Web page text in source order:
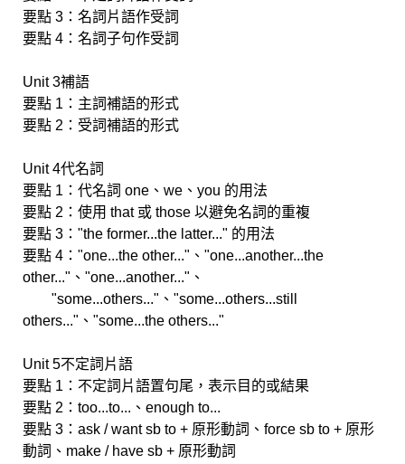
要點 3：名詞片語作受詞
要點 4：名詞子句作受詞
Unit 3補語
要點 1：主詞補語的形式
要點 2：受詞補語的形式
Unit 4代名詞
要點 1：代名詞 one、we、you 的用法
要點 2：使用 that 或 those 以避免名詞的重複
要點 3："the former...the latter..." 的用法
要點 4："one...the other..."、"one...another...the
other..."、"one...another..."、
"some...others..."、"some...others...still
others..."、"some...the others..."
Unit 5不定詞片語
要點 1：不定詞片語置句尾，表示目的或結果
要點 2：too...to...、enough to...
要點 3：ask / want sb to + 原形動詞、force sb to + 原形
動詞、make / have sb + 原形動詞